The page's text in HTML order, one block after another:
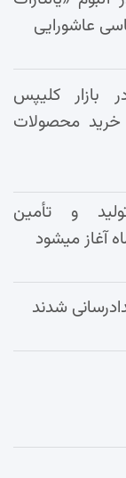
عاشورایی
بازار کلیپس
خرید محصولات
و تأمین
آغاز میشود